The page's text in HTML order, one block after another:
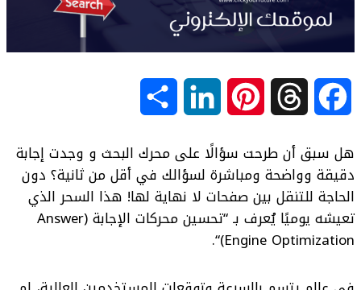
c
e
b
o
r
e
a
d
n
t
e
r
n
k
d
a
r
هل سبق أن طرحت سؤالًا على محرك البحث و وجدت إجابة
دقيقة وواضحة ومباشرة لسؤالك في أقل من ثانية؟ دون
الحاجة للتنقل بين صفحات لا نهاية لها! هذا السحر الذي
تعيشه يوميًا يُعرف بـ “
تحسين محركات الإجابة (Answer
Engine Optimization
)
“.